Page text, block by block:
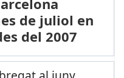
de juliol en
del 2007